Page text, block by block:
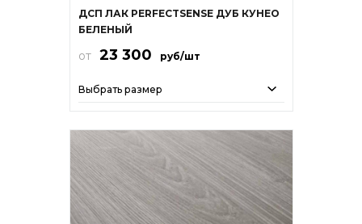
ДСП ЛАК PERFECTSENSE ДУБ КУНЕО
БЕЛЕНЫЙ
от 23 300 руб/шт
Выбрать размер